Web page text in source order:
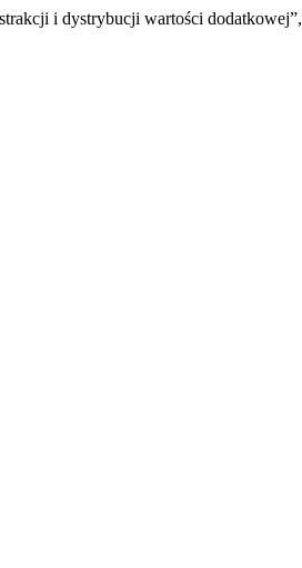
i dystrybucji wartości dodatkowej”,